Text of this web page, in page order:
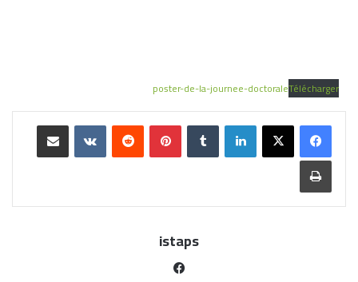
poster-de-la-journee-doctoraleTélécharger
istaps